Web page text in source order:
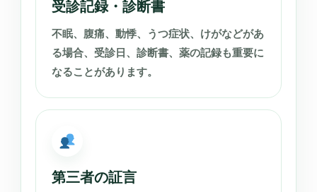
受診記録・診断書
不眠、腹痛、動悸、うつ症状、けがなどがあ
る場合、受診日、診断書、薬の記録も重要に
なることがあります。
第三者の証言